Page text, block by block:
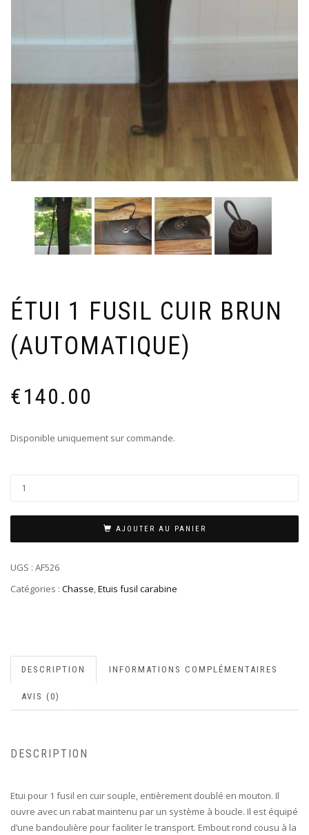
ÉTUI 1 FUSIL CUIR BRUN
(AUTOMATIQUE)
€140.00
Disponible uniquement sur commande.
AJOUTER AU PANIER
UGS : AF526
Catégories : Chasse,Etuis fusil carabine
DESCRIPTION INFORMATIONS COMPLÉMENTAIRES
AVIS (0)
DESCRIPTION
Etui pour 1 fusil en cuir souple, entièrement doublé en mouton. Il
ouvre avec un rabat maintenu par un système à boucle. Il est équipé
d’une bandoulière pour faciliter le transport. Embout rond cousu à la